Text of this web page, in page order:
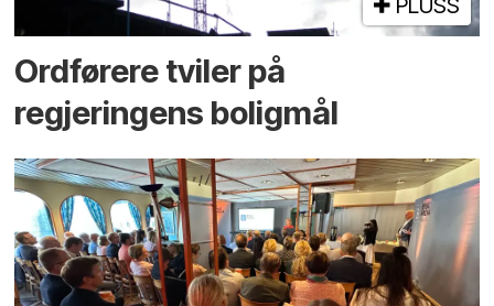
Ordførere tviler på
regjeringens boligmål